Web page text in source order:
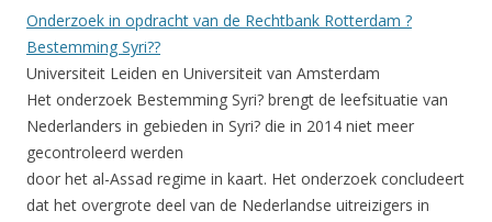
Onderzoek in opdracht van de Rechtbank Rotterdam ?
Bestemming Syri??
Universiteit Leiden en Universiteit van Amsterdam
Het onderzoek Bestemming Syri? brengt de leefsituatie van
Nederlanders in gebieden in Syri? die in 2014 niet meer
gecontroleerd werden
door het al-Assad regime in kaart. Het onderzoek concludeert
dat het overgrote deel van de Nederlandse uitreizigers in